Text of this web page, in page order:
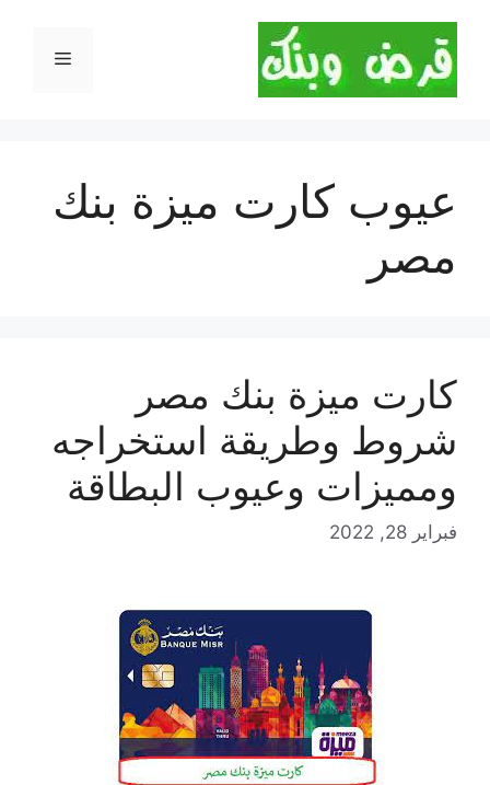
المحتوى
القائمة
عيوب كارت ميزة بنك
مصر
كارت ميزة بنك مصر
شروط وطريقة استخراجه
ومميزات وعيوب البطاقة
فبراير 28, 2022